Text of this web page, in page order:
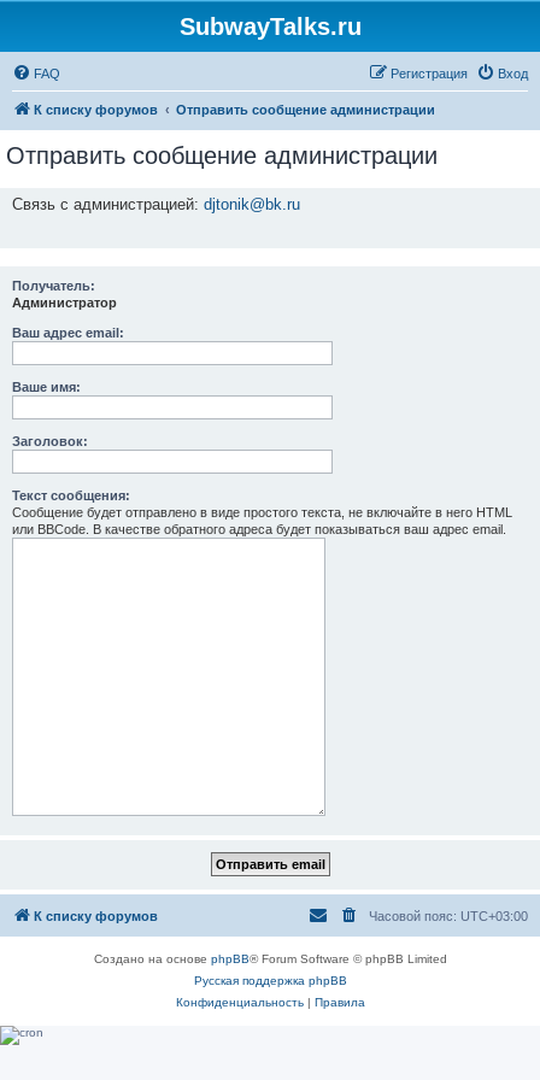
SubwayTalks.ru
FAQ Вход
Регистрация
К списку форумов Отправить сообщение администрации
Отправить сообщение администрации
Связь с администрацией: djtonik@bk.ru
Получатель:
Администратор
Ваш адрес email:
Ваше имя:
Заголовок:
Текст сообщения:
Сообщение будет отправлено в виде простого текста, не включайте в него HTML
или BBCode. В качестве обратного адреса будет показываться ваш адрес email.
К списку форумов Часовой пояс: UTC+03:00
Создано на основе phpBB® Forum Software © phpBB Limited
Русская поддержка phpBB
Конфиденциальность| Правила